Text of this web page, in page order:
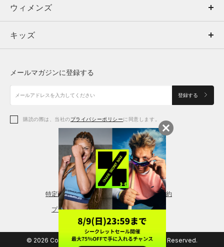
ウィメンズ
キッズ
アクセサリー
トップス
ボトムス
アクセサリー
ウィメンズ
トップス
シューズ
アクセサリー
レギンス＆タイツ
キッズ
シューズ
メールマガジンに登録する
登録する
購読の際は、当社のプライバシーポリシーに同意します。
特定商取引法に基づく通販の表記 会員規約
プライバシーポリシー
© 2026 Copyright DOME Corporation. All Rights Reserved.